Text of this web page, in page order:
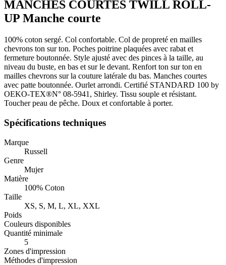
MANCHES COURTES TWILL ROLL-
UP Manche courte
100% coton sergé. Col confortable. Col de propreté en mailles
chevrons ton sur ton. Poches poitrine plaquées avec rabat et
fermeture boutonnée. Style ajusté avec des pinces à la taille, au
niveau du buste, en bas et sur le devant. Renfort ton sur ton en
mailles chevrons sur la couture latérale du bas. Manches courtes
avec patte boutonnée. Ourlet arrondi. Certifié STANDARD 100 by
OEKO-TEX®N° 08-5941, Shirley. Tissu souple et résistant.
Toucher peau de pêche. Doux et confortable à porter.
Spécifications techniques
Marque
Russell
Genre
Mujer
Matière
100% Coton
Taille
XS, S, M, L, XL, XXL
Poids
Couleurs disponibles
Quantité minimale
5
Zones d'impression
Méthodes d'impression